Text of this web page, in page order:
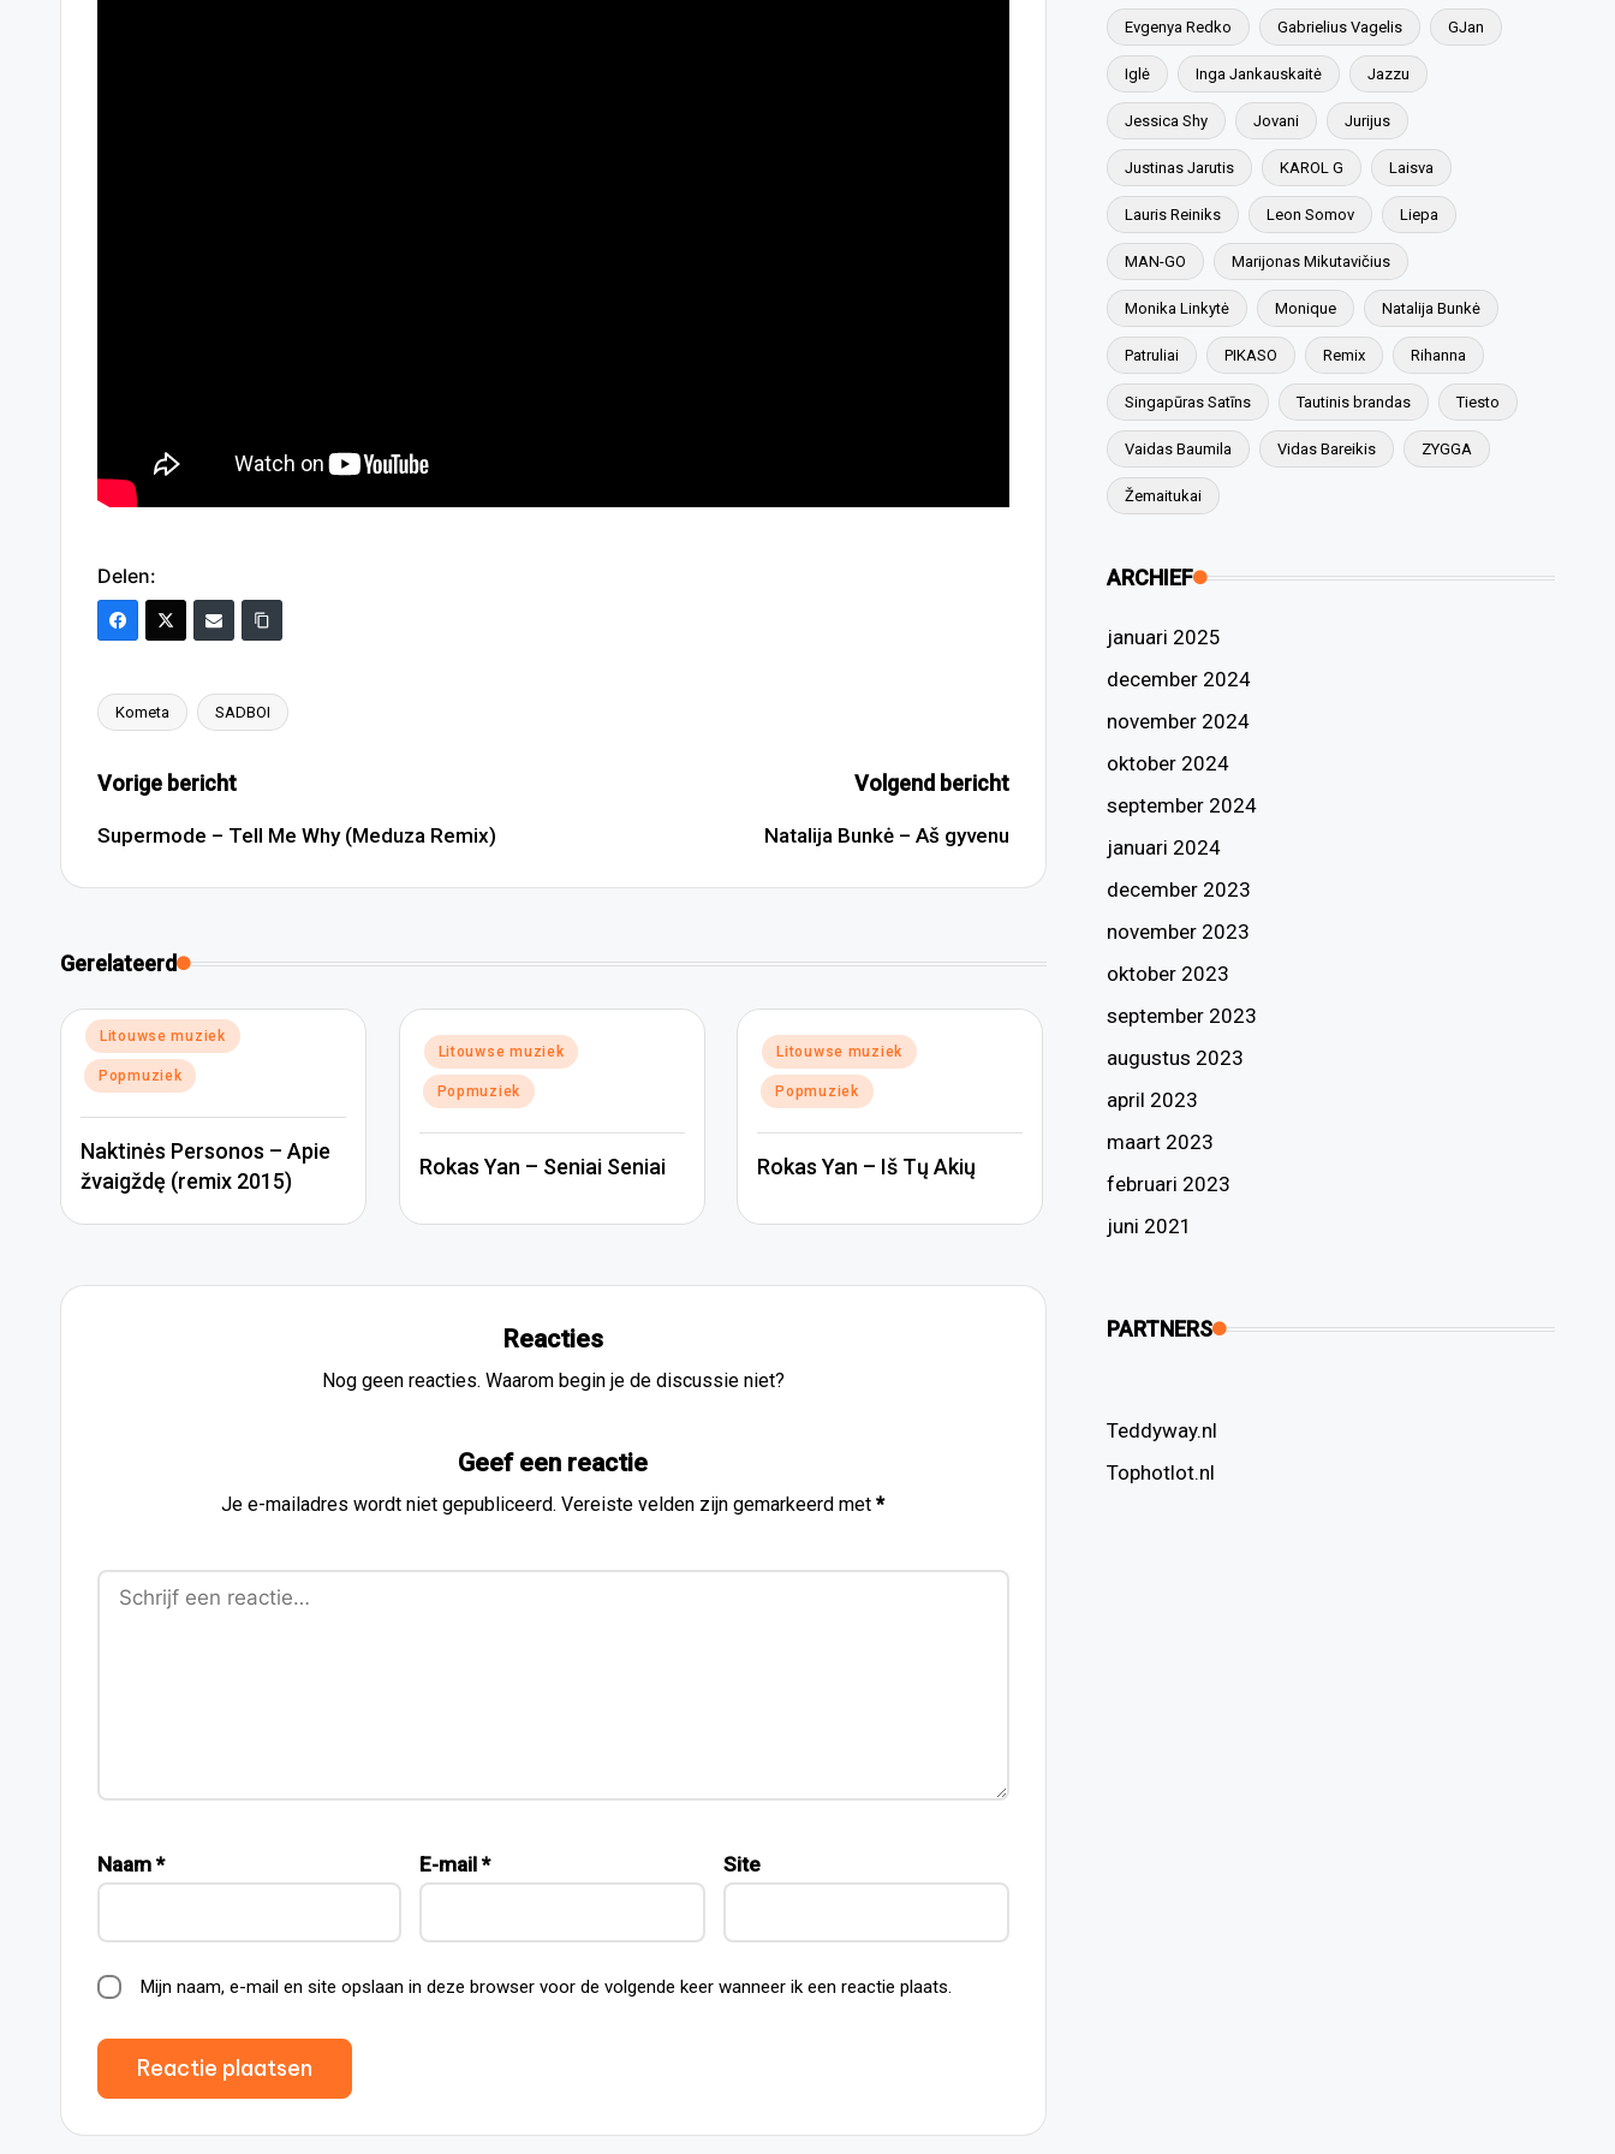
Delen:
Tags:
Kometa SADBOI
Bericht
navigatie
Vorige bericht
Supermode – Tell Me Why (Meduza Remix)
Volgend bericht
Natalija Bunkė – Aš gyvenu
Gerelateerd
Geplaatst
in
Litouwse muziek
Popmuziek
Naktinės Personos – Apie
žvaigždę (remix 2015)
Geplaatst
in
Litouwse muziek
Popmuziek
Rokas Yan – Seniai Seniai
Geplaatst
in
Litouwse muziek
Popmuziek
Rokas Yan – Iš Tų Akių
Reacties
Nog geen reacties. Waarom begin je de discussie niet?
Geef een reactie
Je e-mailadres wordt niet gepubliceerd. Vereiste velden zijn gemarkeerd met*
Naam * E-mail * Site
Mijn naam, e-mail en site opslaan in deze browser voor de volgende keer wanneer ik een reactie plaats.
Evgenya Redko Gabrielius Vagelis GJan
Iglė Inga Jankauskaitė Jazzu
Jessica Shy Jovani Jurijus
Justinas Jarutis KAROL G Laisva
Lauris Reiniks Leon Somov Liepa
MAN-GO Marijonas Mikutavičius
Monika Linkytė Monique Natalija Bunkė
Patruliai PIKASO Remix Rihanna
Singapūras Satīns Tautinis brandas Tiesto
Vaidas Baumila Vidas Bareikis ZYGGA
Žemaitukai
ARCHIEF
januari 2025
december 2024
november 2024
oktober 2024
september 2024
januari 2024
december 2023
november 2023
oktober 2023
september 2023
augustus 2023
april 2023
maart 2023
februari 2023
juni 2021
PARTNERS
Teddyway.nl
Tophotlot.nl